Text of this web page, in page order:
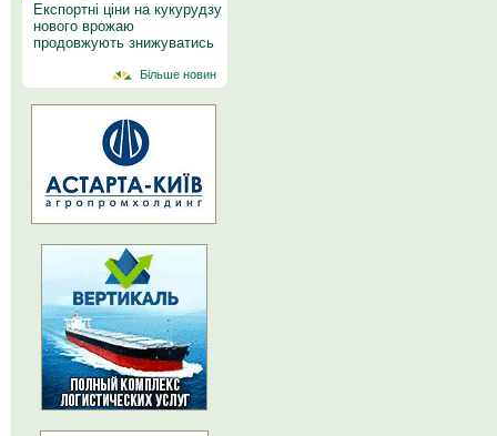
Експортні ціни на кукурудзу
нового врожаю
продовжують знижуватись
Більше новин